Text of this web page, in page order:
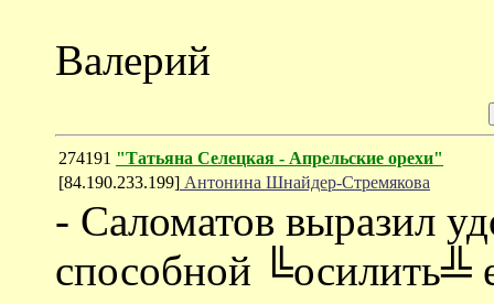
Валерий
274191 "Татьяна Селецкая - Апрельские орехи"
[84.190.233.199] Антонина Шнайдер-Стремякова
- Саломатов выразил
способной ╚осилить╩